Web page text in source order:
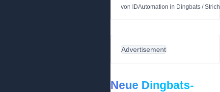
von IDAutomation in Dingbats /
Advertisement
Neue Dingbats-